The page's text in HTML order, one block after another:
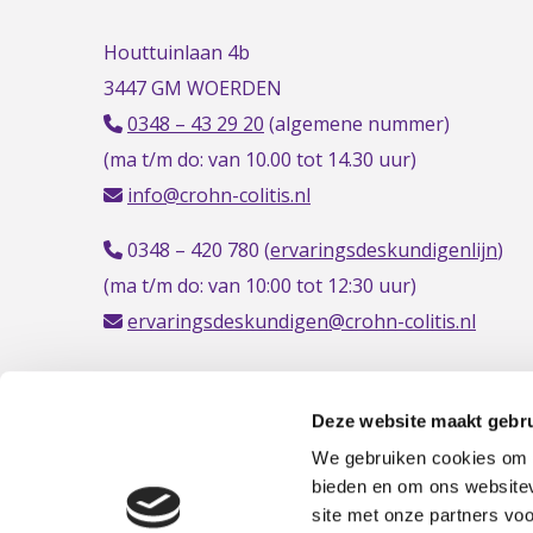
Deze website maakt
We gebruiken cookies
bieden en om ons
site met onze partners
Houttuinlaan 4b
3447 GM WOERDEN
0348 – 43 29 20 (algemene nummer)
(ma t/m do: van 10.00 tot 14.30 uur)
info@crohn-colitis.nl
0348 – 420 780 (ervaringsdeskundigenlijn)
(ma t/m do: van 10:00 tot 12:30 uur)
ervaringsdeskundigen@crohn-colitis.nl
NL 26 RABO 0124 1235 03